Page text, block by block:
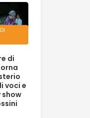
di
voci e
show